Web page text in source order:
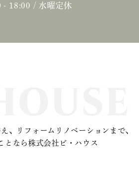
- 18:00 / 水曜定休
、リフォームリノベーションまで、
となら株式会社ビ・ハウス